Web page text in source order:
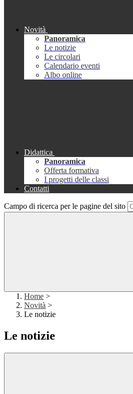
Novità
Panoramica
Le notizie
Le circolari
Calendario eventi
Albo online
Didattica
Panoramica
Offerta formativa
I progetti delle classi
Contatti
Campo di ricerca per le pagine del sito
Home >
Novità >
Le notizie
Le notizie